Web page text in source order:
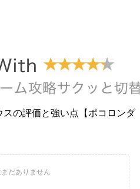
スの評価と強い点【ポコロンダ